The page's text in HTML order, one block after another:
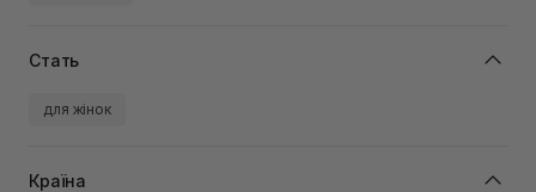
Стать
для жінок
Країна